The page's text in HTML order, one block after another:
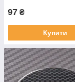
97 ₴
Купити